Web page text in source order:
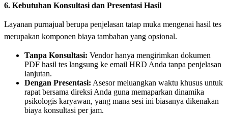
6. Kebutuhan Konsultasi dan Presentasi Hasil
Layanan purnajual berupa penjelasan tatap muka mengenai hasil tes
merupakan komponen biaya tambahan yang opsional.
Tanpa Konsultasi: Vendor hanya mengirimkan dokumen
PDF hasil tes langsung ke email HRD Anda tanpa penjelasan
lanjutan.
Dengan Presentasi: Asesor meluangkan waktu khusus untuk
rapat bersama direksi Anda guna memaparkan dinamika
psikologis karyawan, yang mana sesi ini biasanya dikenakan
biaya konsultasi per jam.